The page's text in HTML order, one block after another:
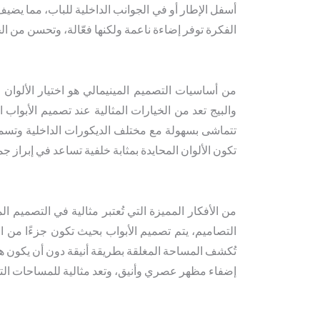
أسفل الإطار أو في الجوانب الداخلية للباب، مما
الفكرة توفر إضاءة ناعمة ولكنها فعّالة، وتحسن من
من أساسيات التصميم المينيمالي هو اختيار
والبيج تعد من الخيارات المثالية عند تصميم
تتماشى بسهولة مع مختلف الديكورات الداخلية
تكون الألوان المحايدة بمثابة خلفية تساعد في
من الأفكار المميزة التي تُعتبر مثالية في
التصاميم، يتم تصميم الأبواب بحيث تكون جزءًا من
تُكشف المساحة المغلقة بطريقة أنيقة دون أن يكون
إضفاء مظهر عصري وأنيق، وتعد مثالية للمساحات